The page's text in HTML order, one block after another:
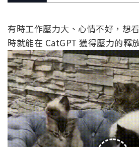
有時工作壓力大、心情不好，想
時就能在 CatGPT 獲得壓力的釋